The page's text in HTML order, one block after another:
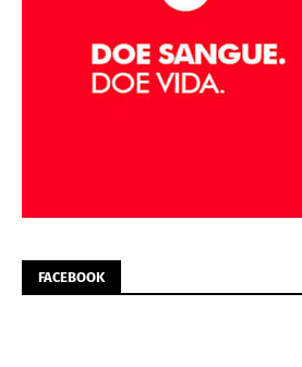
FACEBOOK